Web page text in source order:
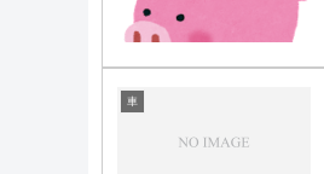
車